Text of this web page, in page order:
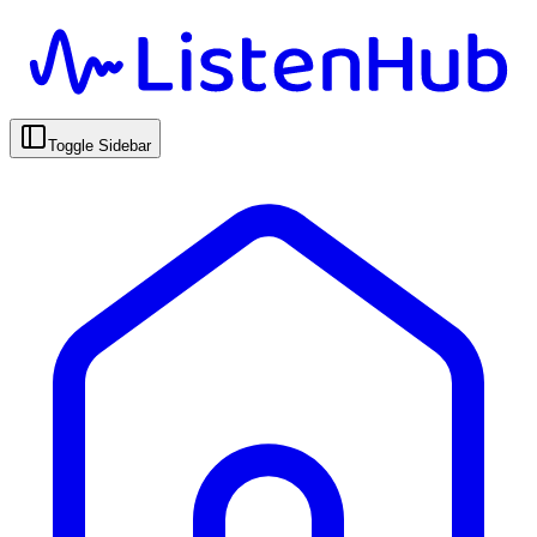
Toggle Sidebar